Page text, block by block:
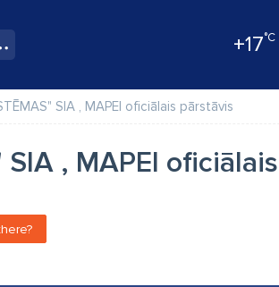
+17°C
SIA , MAPEI oficiālais pārstāvis
SIA , MAPEI oficiālais